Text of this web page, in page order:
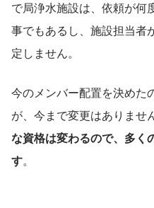
で局浄水施設は、依頼が何
事でもあるし、施設担当者
定しません。
今のメンバー配置を決めた
が、今まで変更はありませ
な資格は変わるので、多く
す。